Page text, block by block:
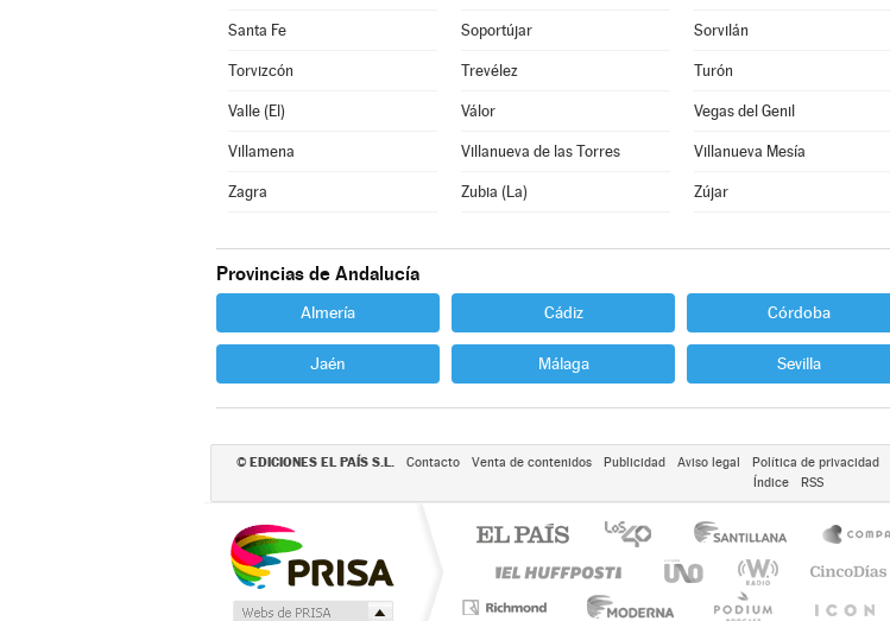
Santa Fe Soportújar Sorvilán
Torvizcón Trevélez Turón
Valle (El) Válor Vegas del Genil
Villamena Villanueva de las Torres Villanueva Mesía
Zagra Zubia (La) Zújar
Provincias de Andalucía
Almería Cádiz Córdoba
Jaén Málaga Sevilla
© EDICIONES EL PAÍS S.L. Contacto Venta de contenidos Publicidad Aviso legal Política de privacidad
Índice
RSS